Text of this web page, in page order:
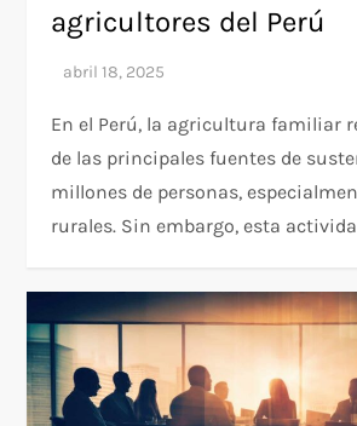
agricultores del Perú
En el Perú, la agricultura familiar
de las principales fuentes de
millones de personas,
rurales. Sin embargo, esta